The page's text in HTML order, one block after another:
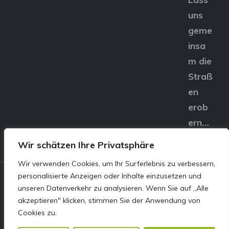
Wir schätzen Ihre Privatsphäre
Wir verwenden Cookies, um Ihr Surferlebnis zu verbessern,
personalisierte Anzeigen oder Inhalte einzusetzen und
unseren Datenverkehr zu analysieren. Wenn Sie auf „Alle
akzeptieren" klicken, stimmen Sie der Anwendung von
Cookies zu.
uns
geme
insa
m die
Straß
en
erob
ern…
© E&S Motors GmbH,
Linzer Straße 83 4240
Freistadt